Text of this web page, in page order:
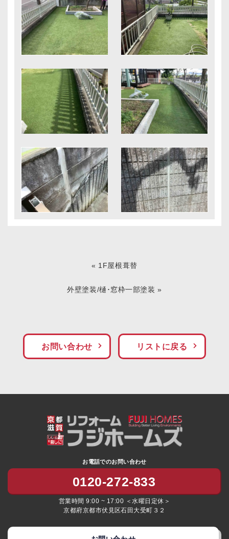
« 1F屋根葺替
外壁塗装/樋･窓枠一部塗装 »
お問い合わせ リストに戻る
お電話でのお問い合わせ
0120-272-833
営業時間 9:00 ~ 17:00 ＜水曜日定休＞
京都府京都市伏見区石田大受町３２